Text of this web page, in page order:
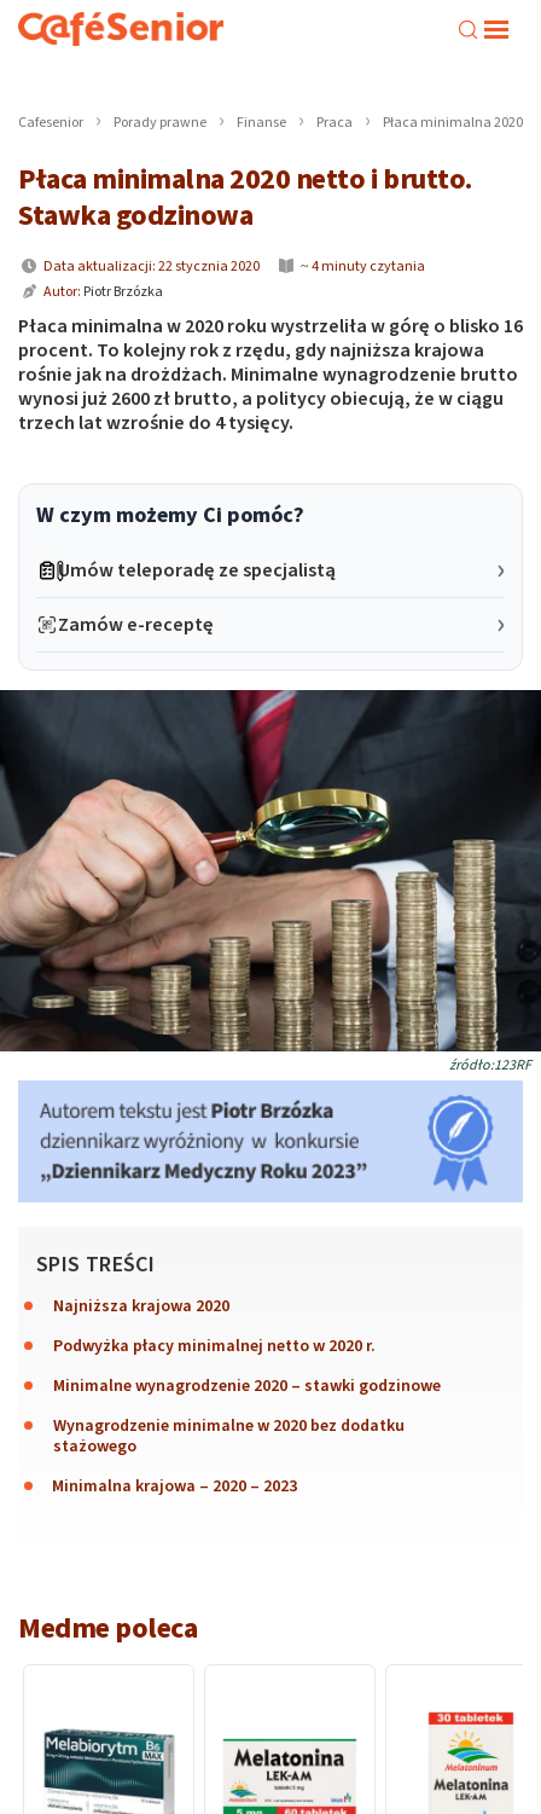
Cafesenior Porady prawne Finanse Praca Płaca minimalna 2020
Płaca minimalna 2020 netto i brutto.
Stawka godzinowa
Data aktualizacji: 22 stycznia 2020
~ 4 minuty czytania
Autor: Piotr Brzózka
Płaca minimalna w 2020 roku wystrzeliła w górę o blisko 16
procent. To kolejny rok z rzędu, gdy najniższa krajowa
rośnie jak na drożdżach. Minimalne wynagrodzenie brutto
wynosi już 2600 zł brutto, a politycy obiecują, że w ciągu
trzech lat wzrośnie do 4 tysięcy.
W czym możemy Ci pomóc?
Umów teleporadę ze specjalistą
Zamów e-receptę
źródło:123RF
SPIS TREŚCI
Najniższa krajowa 2020
Podwyżka płacy minimalnej netto w 2020 r.
Minimalne wynagrodzenie 2020 – stawki godzinowe
Wynagrodzenie minimalne w 2020 bez dodatku
stażowego
Minimalna krajowa – 2020 – 2023
Medme poleca